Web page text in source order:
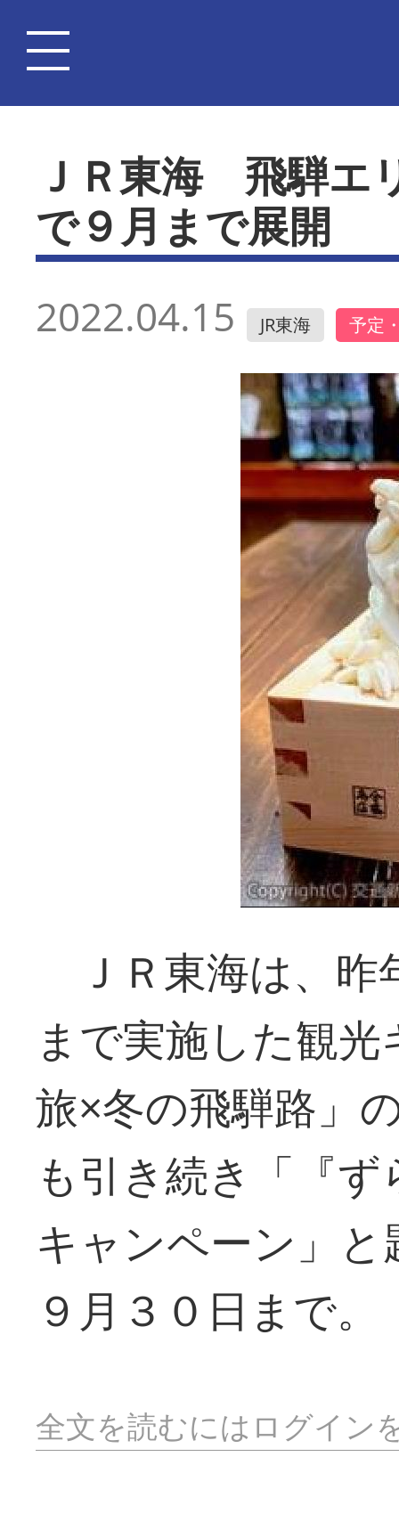
ＪＲ東海 飛騨エ
で９月まで展開
2022.04.15 JR東海 予定
ＪＲ東海は、昨
まで実施した観
旅×冬の飛騨路」
も引き続き「『
キャンペーン」
９月３０日まで。
全文を読むにはログイン